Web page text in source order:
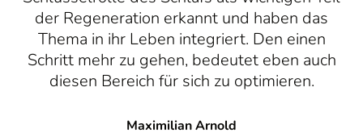
der Regeneration erkannt und haben das
Thema in ihr Leben integriert. Den einen
Schritt mehr zu gehen, bedeutet eben auch
diesen Bereich für sich zu optimieren.
Maximilian Arnold